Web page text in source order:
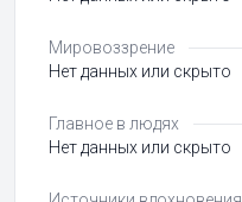
Мировоззрение
Нет данных или скрыто
Главное в людях
Нет данных или скрыто